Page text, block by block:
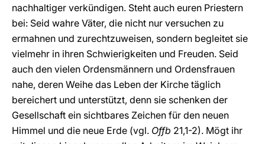
nachhaltiger verkündigen. Steht auch euren Priestern
bei: Seid wahre Väter, die nicht nur versuchen zu
ermahnen und zurechtzuweisen, sondern begleitet sie
vielmehr in ihren Schwierigkeiten und Freuden. Seid
auch den vielen Ordensmännern und Ordensfrauen
nahe, deren Weihe das Leben der Kirche täglich
bereichert und unterstützt, denn sie schenken der
Gesellschaft ein sichtbares Zeichen für den neuen
Himmel und die neue Erde (vgl. Offb 21,1-2). Mögt ihr